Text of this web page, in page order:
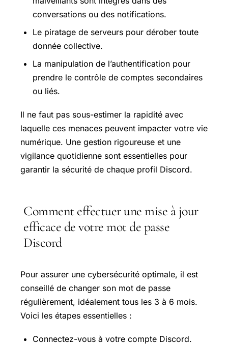
conversations ou des notifications.
Le piratage de serveurs pour dérober toute
donnée collective.
La manipulation de l’authentification pour
prendre le contrôle de comptes secondaires
ou liés.
Il ne faut pas sous-estimer la rapidité avec
laquelle ces menaces peuvent impacter votre vie
numérique. Une gestion rigoureuse et une
vigilance quotidienne sont essentielles pour
garantir la sécurité de chaque profil Discord.
Comment effectuer une mise à jour
efficace de votre mot de passe
Discord
Pour assurer une cybersécurité optimale, il est
conseillé de changer son mot de passe
régulièrement, idéalement tous les 3 à 6 mois.
Voici les étapes essentielles :
Connectez-vous à votre compte Discord.